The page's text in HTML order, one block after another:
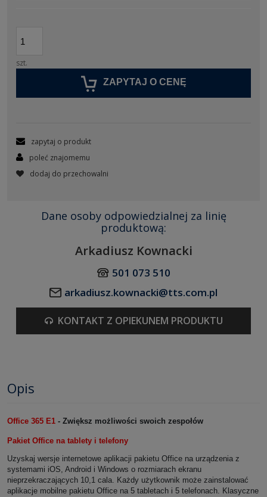
szt.
ZAPYTAJ O CENĘ
zapytaj o produkt
poleć znajomemu
dodaj do przechowalni
Dane osoby odpowiedzialnej za linię
produktową:
Arkadiusz Kownacki
501 073 510
arkadiusz.kownacki@tts.com.pl
KONTAKT Z OPIEKUNEM PRODUKTU
Opis
Office 365 E1 - Zwiększ możliwości swoich zespołów
Pakiet Office na tablety i telefony
Uzyskaj wersje internetowe aplikacji pakietu Office na urządzenia z
systemami iOS, Android i Windows o rozmiarach ekranu
nieprzekraczających 10,1 cala. Każdy użytkownik może zainstalować
aplikacje mobilne pakietu Office na 5 tabletach i 5 telefonach. Klasyczne